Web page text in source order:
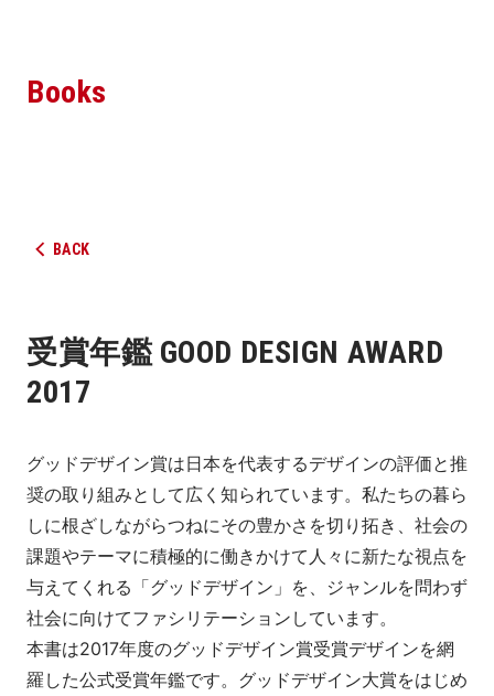
Books
BACK
受賞年鑑 GOOD DESIGN AWARD
2017
グッドデザイン賞は日本を代表するデザインの評価と推
奨の取り組みとして広く知られています。私たちの暮ら
しに根ざしながらつねにその豊かさを切り拓き、社会の
課題やテーマに積極的に働きかけて人々に新たな視点を
与えてくれる「グッドデザイン」を、ジャンルを問わず
社会に向けてファシリテーションしています。
本書は2017年度のグッドデザイン賞受賞デザインを網
羅した公式受賞年鑑です。グッドデザイン大賞をはじめ